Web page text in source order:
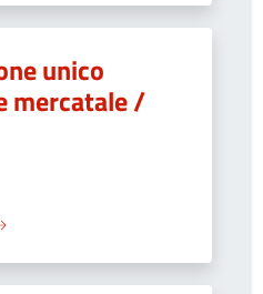
unico
mercatale /